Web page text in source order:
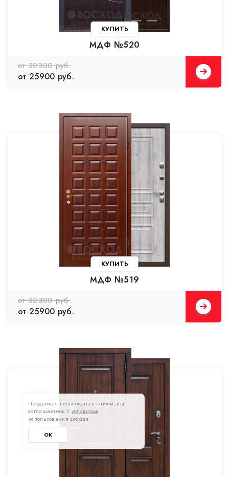
КУПИТЬ
МДФ №520
от 32300 руб.
от 25900 руб.
КУПИТЬ
МДФ №519
от 32300 руб.
от 25900 руб.
Продолжая пользоваться сайтом, вы
соглашаетесь с условиями
использования cookies
ОК